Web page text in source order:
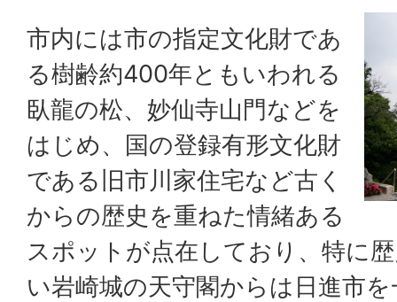
市内には市の指定文化財であ
る樹齢約400年ともいわれる
臥龍の松、妙仙寺山門などを
はじめ、国の登録有形文化財
である旧市川家住宅など古く
からの歴史を重ねた情緒ある
スポットが点在しており、特に
い岩崎城の天守閣からは日進市